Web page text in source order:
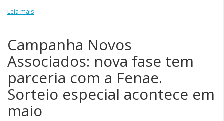
Leia mais
Campanha Novos
Associados: nova fase tem
parceria com a Fenae.
Sorteio especial acontece em
maio